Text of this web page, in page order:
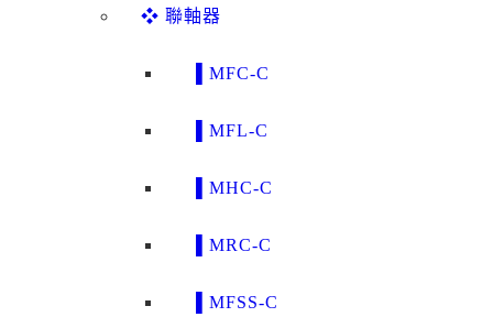
❖ 聯軸器
▌MFC-C
▌MFL-C
▌MHC-C
▌MRC-C
▌MFSS-C